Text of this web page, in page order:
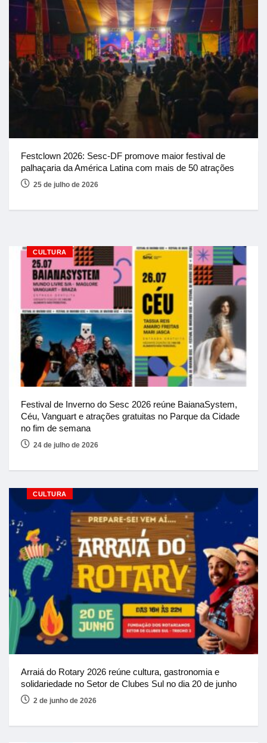
Festclown 2026: Sesc-DF promove maior festival de
palhaçaria da América Latina com mais de 50 atrações
25 de julho de 2026
CULTURA
Festival de Inverno do Sesc 2026 reúne BaianaSystem,
Céu, Vanguart e atrações gratuitas no Parque da Cidade
no fim de semana
24 de julho de 2026
CULTURA
Arraiá do Rotary 2026 reúne cultura, gastronomia e
solidariedade no Setor de Clubes Sul no dia 20 de junho
2 de junho de 2026